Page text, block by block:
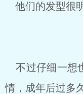
他们的发型很明
不过仔细一想
情，成年后过多